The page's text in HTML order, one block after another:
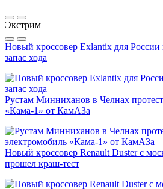
Экстрим
Новый кроссовер Exlantix для
запас хода
Рустам Минниханов в Челнах
«Кама-1» от КамАЗа
Новый кроссовер Renault Duster с
прошел краш-тест